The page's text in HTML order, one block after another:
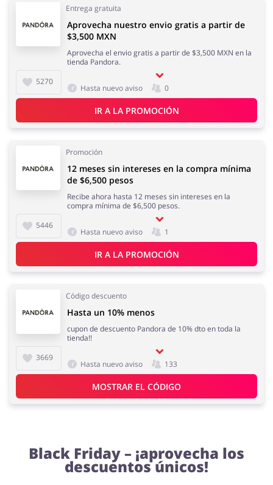
Hogar y Jardín
Salud y Belleza
Electrónica y
Electrodomésticos
Supermercado Deporte y Hobby
Mascotas
Entrega gratuita
5270
Aprovecha nuestro envio gratis a partir de
$3,500 MXN
Aprovecha el envio gratis a partir de $3,500 MXN en la
tienda Pandora.
Hasta nuevo aviso 0
IR A LA PROMOCIÓN
Promoción
5446
12 meses sin intereses en la compra mínima
de $6,500 pesos
Recibe ahora hasta 12 meses sin intereses en la
compra mínima de $6,500 pesos.
Hasta nuevo aviso 1
IR A LA PROMOCIÓN
Código descuento
3669
Hasta un 10% menos
cupon de descuento Pandora de 10% dto en toda la
tienda!!
Hasta nuevo aviso 133
MOSTRAR EL CÓDIGO
Black Friday – ¡aprovecha los
descuentos únicos!